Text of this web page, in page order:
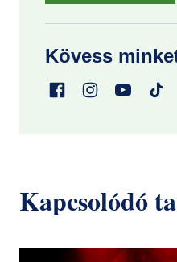
Kövess
Kapcsolódó